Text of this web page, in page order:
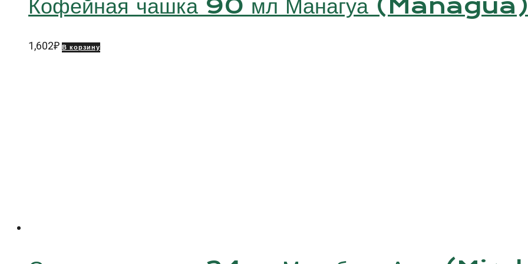
Кофейная чашка 90 мл Манагуа
1,602₽ В корзину